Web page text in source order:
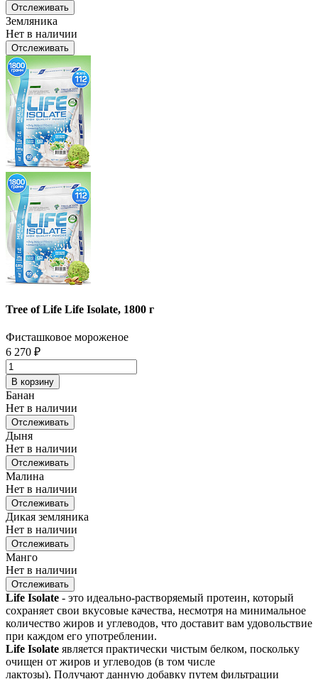
Отслеживать
Земляника
Нет в наличии
Отслеживать
Tree of Life Life Isolate, 1800 г
Фисташковое мороженое
6 270 ₽
В корзину
Банан
Нет в наличии
Отслеживать
Дыня
Нет в наличии
Отслеживать
Малина
Нет в наличии
Отслеживать
Дикая земляника
Нет в наличии
Отслеживать
Манго
Нет в наличии
Отслеживать
Life Isolate - это идеально-растворяемый протеин, который
сохраняет свои вкусовые качества, несмотря на минимальное
количество жиров и углеводов, что доставит вам удовольствие
при каждом его употреблении.
Life Isolate является практически чистым белком, поскольку
очищен от жиров и углеводов (в том числе
лактозы). Получают данную добавку путем фильтрации